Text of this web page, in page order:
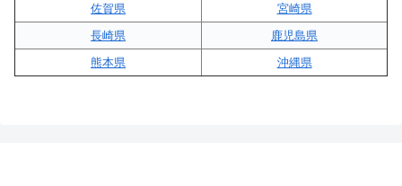
佐賀県
宮崎県
長崎県
鹿児島県
熊本県
沖縄県